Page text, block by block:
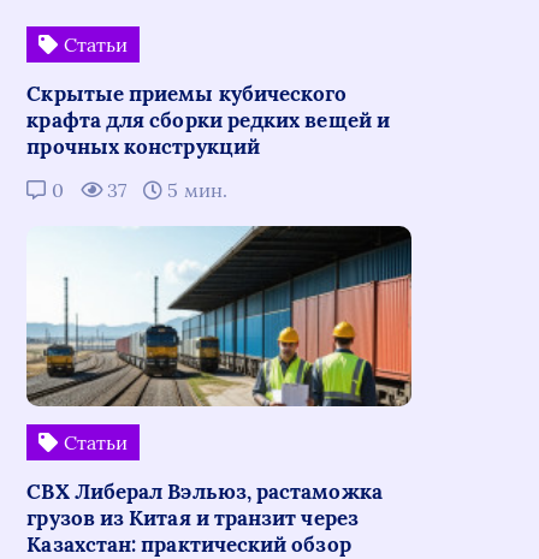
Статьи
Скрытые приемы кубического
крафта для сборки редких вещей и
прочных конструкций
0 37 5 мин.
Статьи
СВХ Либерал Вэльюз, растаможка
грузов из Китая и транзит через
Казахстан: практический обзор